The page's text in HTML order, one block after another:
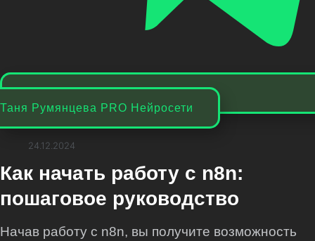
Таня Румянцева PRO Нейросети
24.12.2024
Как начать работу с n8n:
пошаговое руководство
Начав работу с n8n, вы получите возможность